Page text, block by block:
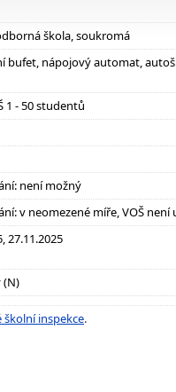
škola, soukromá
bufet, nápojový automat,
1 - 50 studentů
není možný
v neomezené míře, VOŠ není
27.11.2025
(N)
školní inspekce.